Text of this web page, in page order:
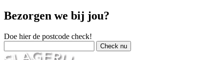
Bezorgen we bij jou?
Doe hier de postcode check!